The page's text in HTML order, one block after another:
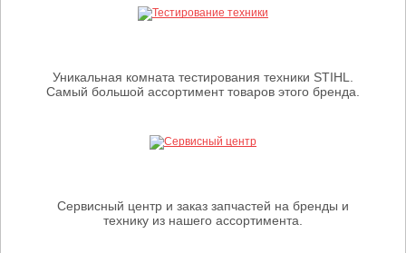
Уникальная комната тестирования техники STIHL.
Самый большой ассортимент товаров этого бренда.
Сервисный центр и заказ запчастей на бренды и
технику из нашего ассортимента.